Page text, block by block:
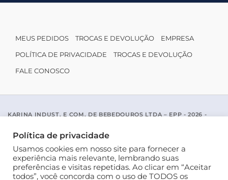
MEUS PEDIDOS TROCAS E DEVOLUÇÃO EMPRESA
POLÍTICA DE PRIVACIDADE TROCAS E DEVOLUÇÃO
FALE CONOSCO
KARINA INDUST. E COM. DE BEBEDOUROS LTDA – EPP - 2026 -
DO RIO PRETO / SP - CEP 15077-456
Política de privacidade
Usamos cookies em nosso site para fornecer a
experiência mais relevante, lembrando suas
preferências e visitas repetidas. Ao clicar em “Aceitar
todos”, você concorda com o uso de TODOS os